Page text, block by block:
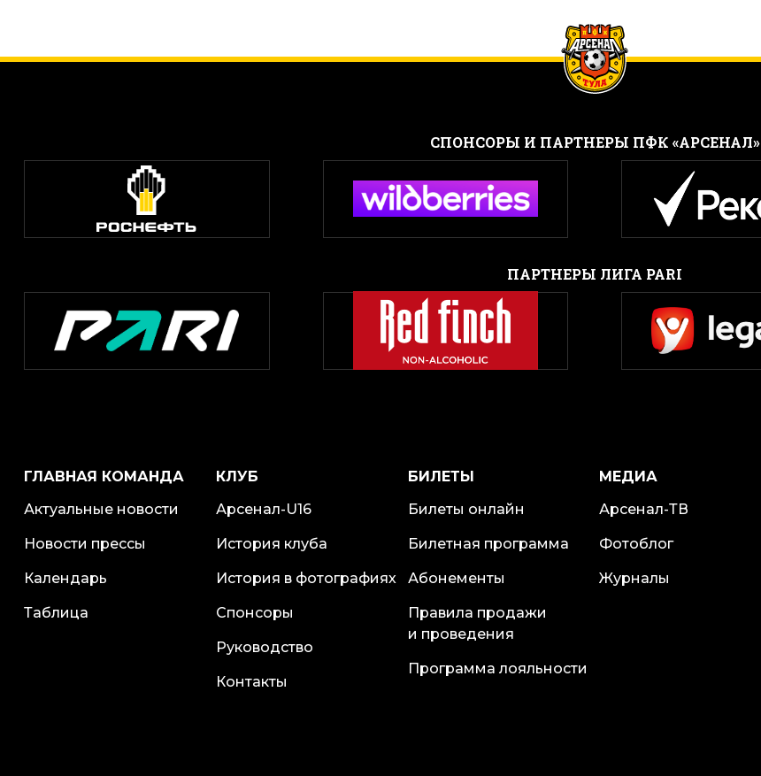
CПОНСОРЫ И ПАРТНЕРЫ ПФК «АРСЕНАЛ»
ПАРТНЕРЫ ЛИГА PARI
ГЛАВНАЯ КОМАНДА
Актуальные новости
Новости прессы
Календарь
Таблица
КЛУБ
Арсенал-U16
История клуба
История в фотографиях
Спонсоры
Руководство
Контакты
БИЛЕТЫ
Билеты онлайн
Билетная программа
Абонементы
Правила продажи
и проведения
Программа лояльности
МЕДИА
Арсенал-ТВ
Фотоблог
Журналы